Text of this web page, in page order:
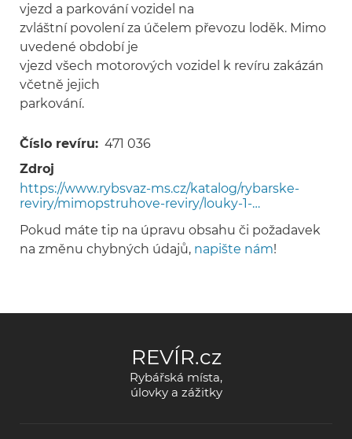
vjezd a parkování vozidel na
zvláštní povolení za účelem převozu loděk. Mimo
uvedené období je
vjezd všech motorových vozidel k revíru zakázán
včetně jejich
parkování.
Číslo revíru
471 036
Zdroj
https://www.rybsvaz-ms.cz/katalog/rybarske-
reviry/mimopstruhove-reviry/louky-1-…
Pokud máte tip na úpravu obsahu či požadavek
na změnu chybných údajů, napište nám!
REVÍR.cz
Rybářská místa,
úlovky a zážitky